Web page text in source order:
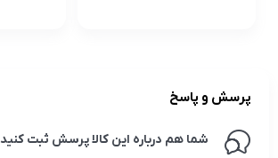
پرسش و پاسخ
شما هم درباره این کالا پرسش ثبت کنید